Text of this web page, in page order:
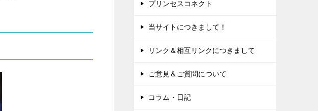
プリンセスコネクト
当サイトにつきまして！
リンク＆相互リンクにつきまして
ご意見＆ご質問について
コラム・日記